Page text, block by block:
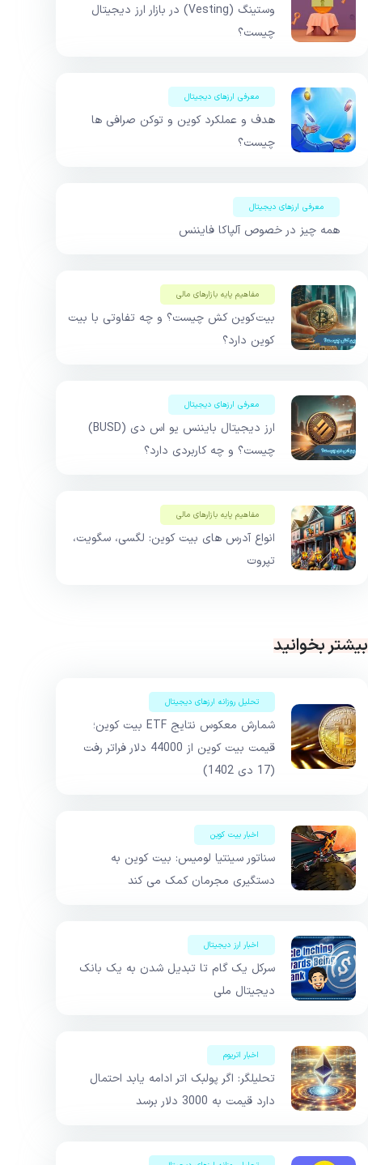
وستینگ (Vesting) در بازار ارز دیجیتال
چیست؟
معرفی ارزهای دیجیتال
هدف و عملکرد کوین و توکن صرافی ها
چیست؟
معرفی ارزهای دیجیتال
همه چیز در خصوص آلپاکا فایننس
مفاهیم پایه بازار‌های مالی
بیت‌کوین کش چیست؟ و چه تفاوتی با بیت
کوین دارد؟
معرفی ارزهای دیجیتال
ارز دیجیتال بایننس یو اس دی (BUSD)
چیست؟ و چه کاربردی دارد؟
مفاهیم پایه بازار‌های مالی
انواع آدرس های بیت کوین: لگسی، سگویت،
تپروت
بیشتر بخوانید
تحلیل روزانه ارزهای دیجیتال
شمارش معکوس نتایج ETF بیت کوین؛
قیمت بیت کوین از 44000 دلار فراتر رفت
(17 دی 1402)
اخبار بیت کوین
سناتور سینتیا لومیس: بیت کوین به
دستگیری مجرمان کمک می کند
اخبار ارز دیجیتال
سرکل یک گام تا تبدیل شدن به یک بانک
دیجیتال ملی
اخبار اتریوم
تحلیلگر: اگر پولبک اتر ادامه یابد احتمال
دارد قیمت به 3000 دلار برسد